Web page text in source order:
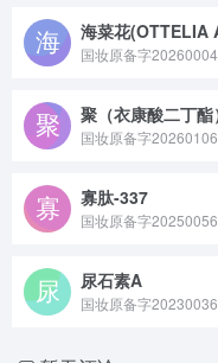
国妆原备字20260004
聚（衣康酸二丁酯
国妆原备字20260106
寡肽-337
尿石素A
国妆原备字20230036